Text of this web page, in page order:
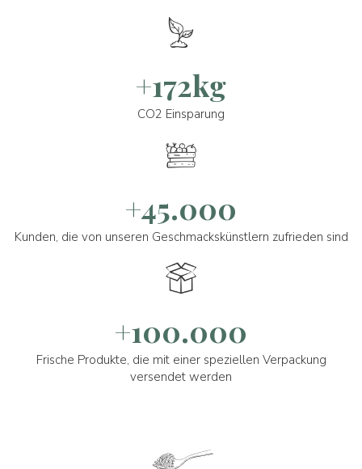
+172kg
CO2 Einsparung
+45.000
Kunden, die von unseren Geschmackskünstlern zufrieden sind
+100.000
Frische Produkte, die mit einer speziellen Verpackung
versendet werden